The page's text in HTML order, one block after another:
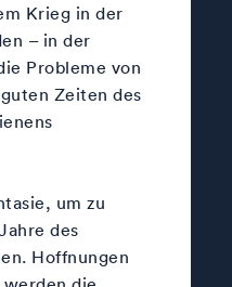
Krieg in der
– in der
Probleme von
Zeiten des
um zu
des
Hoffnungen